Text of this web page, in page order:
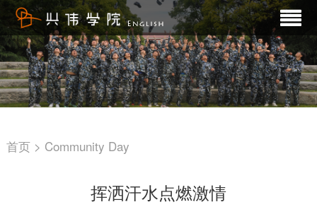
首页 > Community Day
挥洒汗水点燃激情